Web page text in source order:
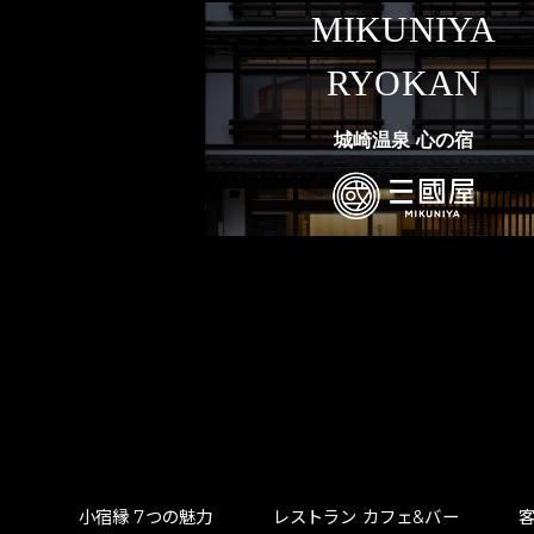
MIKUNIYA
RYOKAN
城崎温泉 心の宿
⼩宿縁 7つの魅⼒ レストラン カフェ&バー